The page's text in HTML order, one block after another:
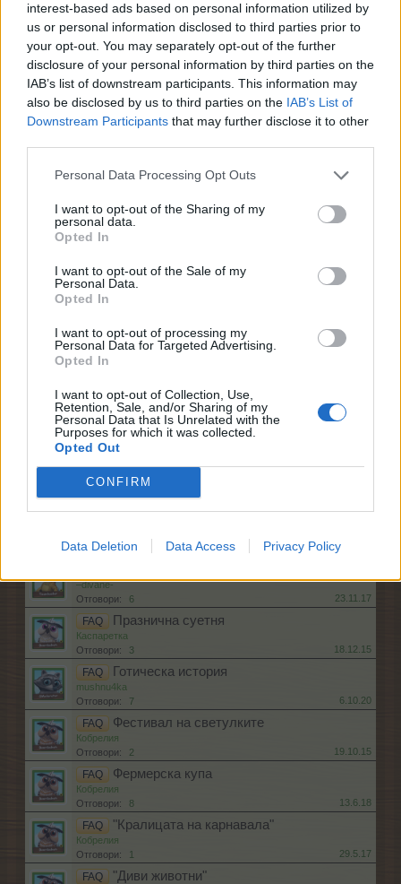
interest-based ads based on personal information utilized by
us or personal information disclosed to third parties prior to
your opt-out. You may separately opt-out of the further
disclosure of your personal information by third parties on the
IAB’s list of downstream participants. This information may
also be disclosed by us to third parties on the IAB’s List of
Downstream Participants that may further disclose it to other
Personal Data Processing Opt Outs
I want to opt-out of the Sharing of my
personal data.
Opted In
I want to opt-out of the Sale of my
Personal Data.
Opted In
I want to opt-out of processing my
Personal Data for Targeted Advertising.
Opted In
I want to opt-out of Collection, Use,
Retention, Sale, and/or Sharing of my
Personal Data that Is Unrelated with the
Purposes for which it was collected.
Opted Out
CONFIRM
Data Deletion Data Access Privacy Policy
FAQ Пинята парти
–divane-
FAQ Отново е пролет
–divane-
Отговори:
2 21.3.17
FAQ "Най-любопитните новини"
Кобрелия
Кобрелия
FAQ "Да се разхладим"
Кобрелия
Отговори:
Кобрелия
Отговори:
Кобрелия
Отговори:
2 25.1.16
FAQ
Отговори:
4
FAQ Поредица от куестове „Зимна приказка“
mushnu4ka
Отговори:
FAQ Яйченият фактор
Кобрелия
Отговори:
2
Отговори:
3 10.2.16
–divane-
Отговори:
6 23.11.17
FAQ Празнична суетня
Каспаретка
Отговори:
3 18.12.15
FAQ Готическа история
mushnu4ka
Отговори:
7 6.10.20
FAQ Фестивал на светулките
Кобрелия
Отговори:
2 19.10.15
FAQ Фермерска купа
Кобрелия
Отговори:
8 13.6.18
FAQ "Кралицата на карнавала"
Кобрелия
Отговори:
1 29.5.17
FAQ "Диви животни"